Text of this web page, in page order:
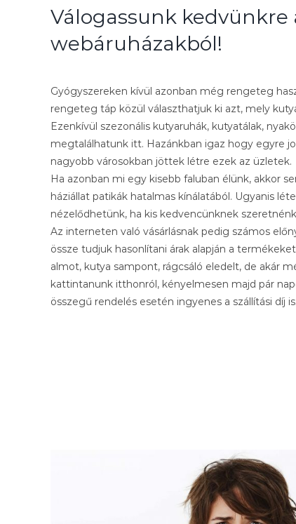
Válogassunk kedvünkre
webáruházakból!
Gyógyszereken kívül azonban még rengeteg
rengeteg táp közül választhatjuk ki azt, mely
Ezenkívül szezonális kutyaruhák, kutyatálak,
megtalálhatunk itt. Hazánkban igaz hogy egyre
nagyobb városokban jöttek létre ezek az üzletek.
Ha azonban mi egy kisebb faluban élünk, akkor
háziállat patikák hatalmas kínálatából. Ugyanis
nézelődhetünk, ha kis kedvencünknek
Az interneten való vásárlásnak pedig számos
össze tudjuk hasonlítani árak alapján a
almot, kutya sampont, rágcsáló eledelt, de akár
kattintanunk itthonról, kényelmesen majd pár
összegű rendelés esetén ingyenes a szállítási díj is.